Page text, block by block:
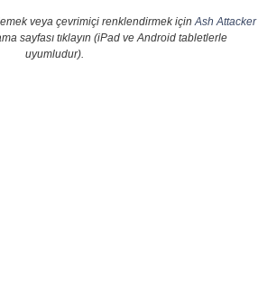
veya çevrimiçi renklendirmek için Ash Attacker
sayfası tıklayın (iPad ve Android tabletlerle
uyumludur).